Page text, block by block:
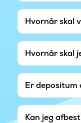
Hvornår skal
Hvornår skal
Er depositum
Kan jeg